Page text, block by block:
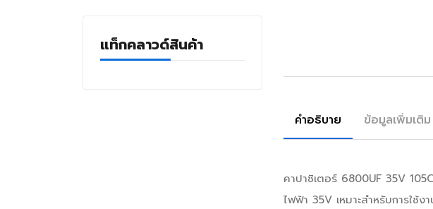
แท็กคลาวด์สินค้า
คำอธิบาย ข้อมูลเพิ่มเติม
คาปาซิเตอร์ 6800UF 35V
ไฟฟ้า 35V เหมาะสำหรับการใ